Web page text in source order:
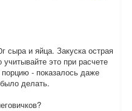
сыра и яйца. Закуска острая
это при расчете
порцию - показалось даже
делать.